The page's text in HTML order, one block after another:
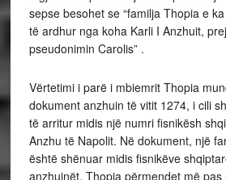
sepse besohet se “familja Thopia e
të ardhur nga koha Karli I Anzhuit,
pseudonimin Carolis” .
Vërtetimi i parë i mbiemrit Thopia
dokument anzhuin të vitit 1274, i cili
të arritur midis një numri fisnikësh
Anzhu të Napolit. Në dokument, një
është shënuar midis fisnikëve
anzhuinët. Thopia përmendet më